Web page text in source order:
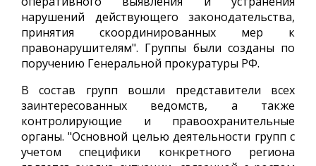
нарушений действующего законодательства,
принятия скоординированных мер к
правонарушителям". Группы были созданы по
поручению Генеральной прокуратуры РФ.
В состав групп вошли представители всех
заинтересованных ведомств, а также
контролирующие и правоохранительные
органы. "Основной целью деятельности групп с
учетом специфики конкретного региона